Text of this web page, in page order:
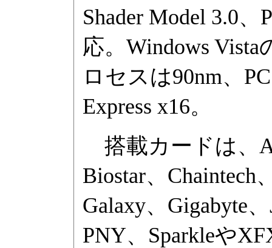
Shader Model 3.0
応。Windows
ロセスは90nm、
Express x16。
搭載カードは、
Biostar、Chaintech
Galaxy、Gigabyte
PNY、Sparkleや